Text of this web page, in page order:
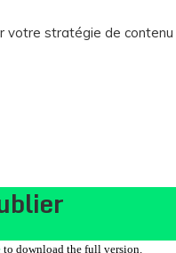
votre stratégie de
to download the full version.